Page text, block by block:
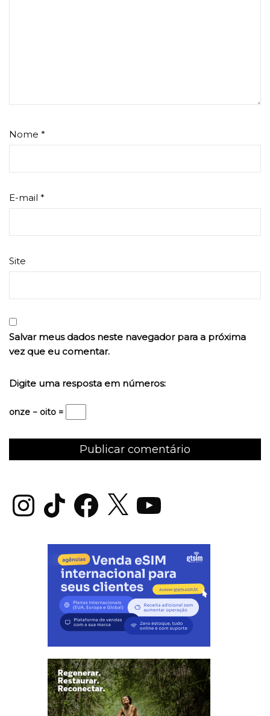
Nome *
E-mail *
Site
Salvar meus dados neste navegador para a próxima
vez que eu comentar.
Digite uma resposta em números:
onze − oito =
InstagramTikTok Facebook
X YouTube